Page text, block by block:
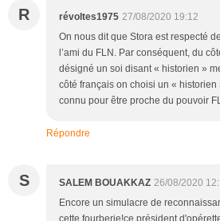
R révoltes1975 27/08/2020 19:12
On nous dit que Stora est respecté
l’ami du FLN. Par conséquent, du
désigné un soi disant « historien »
côté français on choisi un « historien
connu pour être proche du pouvoir
Répondre
S SALEM BOUAKKAZ 26/08/2020
Encore un simulacre de